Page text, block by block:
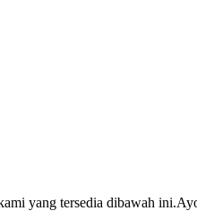
yang tersedia dibawah